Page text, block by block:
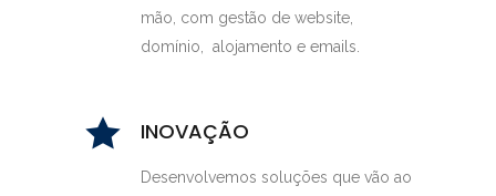
mão, com gestão de website,
domínio, alojamento e emails.
INOVAÇÃO
Desenvolvemos soluções que vão ao